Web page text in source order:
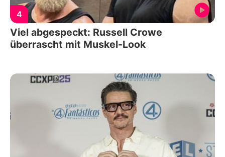
4
Viel abgespeckt: Russell Crowe
überrascht mit Muskel-Look